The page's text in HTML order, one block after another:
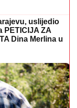
povrće cijele